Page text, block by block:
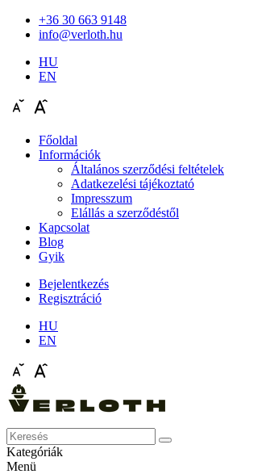
+36 30 663 9148
info@verloth.hu
HU
EN
Főoldal
Információk
Általános szerződési feltételek
Adatkezelési tájékoztató
Impresszum
Elállás a szerződéstől
Kapcsolat
Blog
Gyik
Bejelentkezés
Regisztráció
HU
EN
Kategóriák
Menü